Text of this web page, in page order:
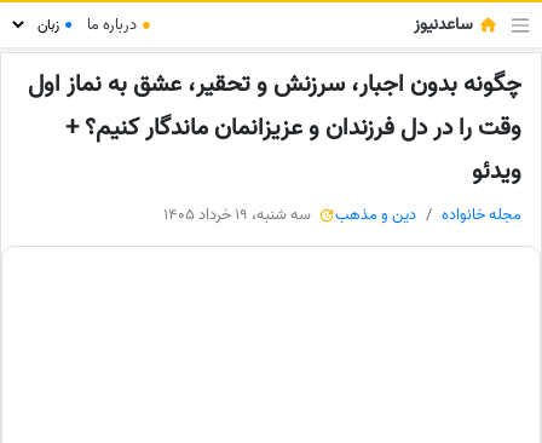
ساعدنیوز ● درباره ما ●
چگونه بدون اجبار، سرزنش و تحقیر، عشق به نماز اول
وقت را در دل فرزندان و عزیزانمان ماندگار کنیم؟ +
ویدئو
مجله خانواده دین و مذهب سه شنبه، 19 خرداد 1405